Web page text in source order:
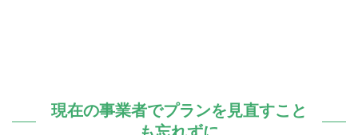
現在の事業者でプランを見直すこと